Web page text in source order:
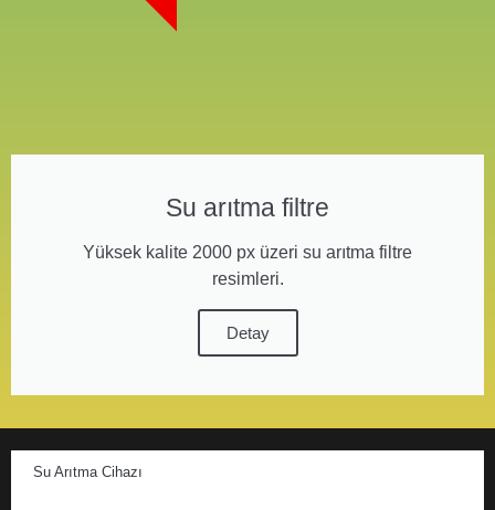
Su arıtma filtre
Yüksek kalite 2000 px üzeri su arıtma filtre
resimleri.
Detay
Su Arıtma Cihazı